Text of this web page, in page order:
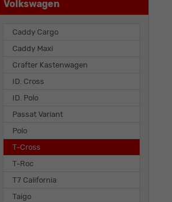
Volkswagen
Caddy Cargo
Caddy Maxi
Crafter Kastenwagen
ID. Cross
ID. Polo
Passat Variant
Polo
T-Cross
T-Roc
T7 California
Taigo